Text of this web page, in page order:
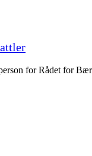
for Rådet for